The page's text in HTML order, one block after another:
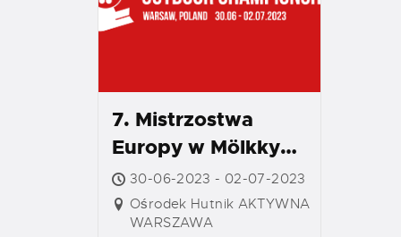
7. Mistrzostwa
Europy w Mölkky
(Outdoor)
30-06-2023 - 02-07-2023
Ośrodek Hutnik AKTYWNA
WARSZAWA